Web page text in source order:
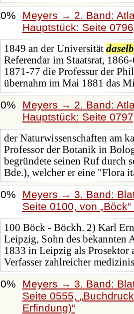
0%
Meyers → 2. Band:
Hauptstück: Seite
1849 an der Universität
Referendar im Staatsrat,
1871-77 die Professur der
übernahm im Mai 1881 das
0%
Meyers → 2. Band:
Hauptstück: Seite
der Naturwissenschaften am
Professor der Botanik in
begründete seinen Ruf durch
Bde.), welcher er eine "Flora
0%
Meyers → 3. Band:
Seite 0100, von Böck
100 Böck - Böckh. 2) Karl
Leipzig, Sohn des bekannten
1833 in Leipzig als Prosektor
Verfasser zahlreicher
0%
Meyers → 3. Band:
Seite 0555,
Erfindung)